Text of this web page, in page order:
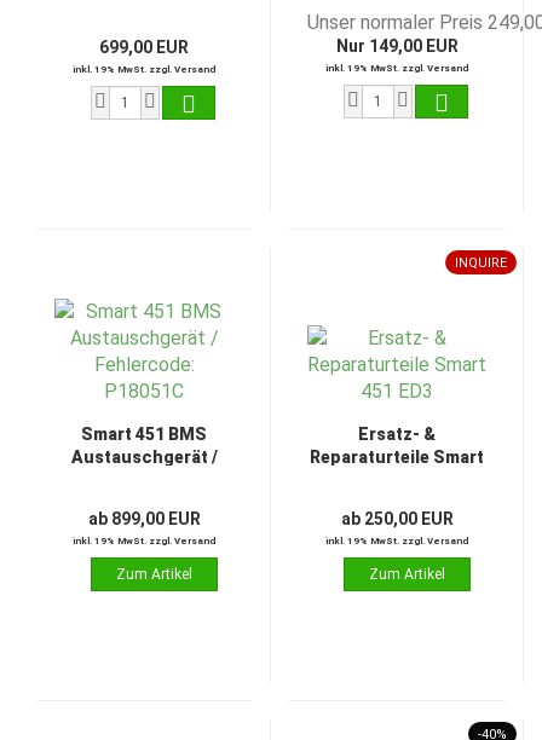
kW)
699,00 EUR
inkl. 19% MwSt. zzgl. Versand
und Toyota
Unser normaler Preis
Nur 149,00 EUR
inkl. 19% MwSt. zzgl. Versand
Smart 451 BMS
Austauschgerät /
ab 899,00 EUR
inkl. 19% MwSt. zzgl. Versand
INQUIRE
Ersatz- &
Reparaturteile Smart
ab 250,00 EUR
inkl. 19% MwSt. zzgl. Versand
-40%